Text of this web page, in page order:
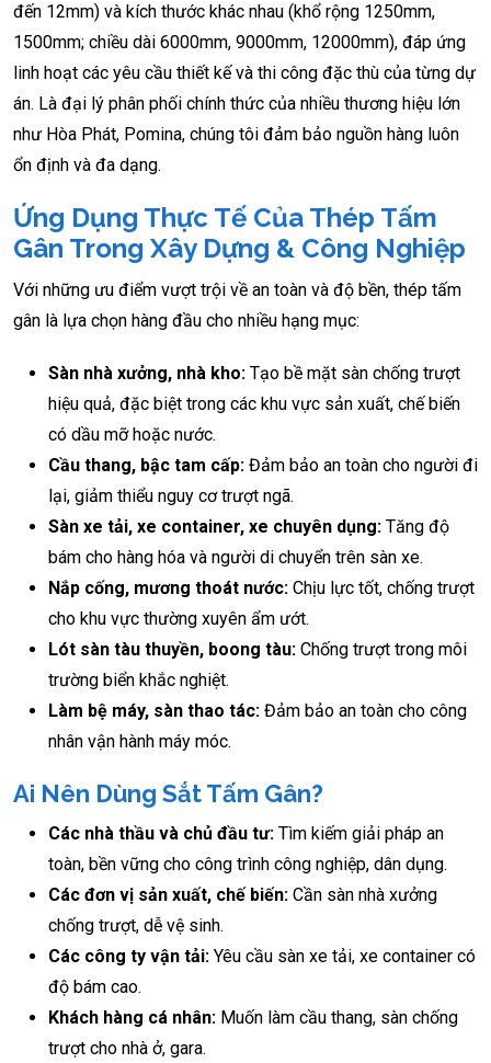
đến 12mm) và kích thước khác nhau (khổ rộng 1250mm,
1500mm; chiều dài 6000mm, 9000mm, 12000mm), đáp ứng
linh hoạt các yêu cầu thiết kế và thi công đặc thù của từng dự
án. Là đại lý phân phối chính thức của nhiều thương hiệu lớn
như Hòa Phát, Pomina, chúng tôi đảm bảo nguồn hàng luôn
ổn định và đa dạng.
Ứng Dụng Thực Tế Của Thép Tấm
Gân Trong Xây Dựng & Công Nghiệp
Với những ưu điểm vượt trội về an toàn và độ bền, thép tấm
gân là lựa chọn hàng đầu cho nhiều hạng mục:
Sàn nhà xưởng, nhà kho: Tạo bề mặt sàn chống trượt
hiệu quả, đặc biệt trong các khu vực sản xuất, chế biến
có dầu mỡ hoặc nước.
Cầu thang, bậc tam cấp: Đảm bảo an toàn cho người đi
lại, giảm thiểu nguy cơ trượt ngã.
Sàn xe tải, xe container, xe chuyên dụng: Tăng độ
bám cho hàng hóa và người di chuyển trên sàn xe.
Nắp cống, mương thoát nước: Chịu lực tốt, chống trượt
cho khu vực thường xuyên ẩm ướt.
Lót sàn tàu thuyền, boong tàu: Chống trượt trong môi
trường biển khắc nghiệt.
Làm bệ máy, sàn thao tác: Đảm bảo an toàn cho công
nhân vận hành máy móc.
Ai Nên Dùng Sắt Tấm Gân?
Các nhà thầu và chủ đầu tư: Tìm kiếm giải pháp an
toàn, bền vững cho công trình công nghiệp, dân dụng.
Các đơn vị sản xuất, chế biến: Cần sàn nhà xưởng
chống trượt, dễ vệ sinh.
Các công ty vận tải: Yêu cầu sàn xe tải, xe container có
độ bám cao.
Khách hàng cá nhân: Muốn làm cầu thang, sàn chống
trượt cho nhà ở, gara.